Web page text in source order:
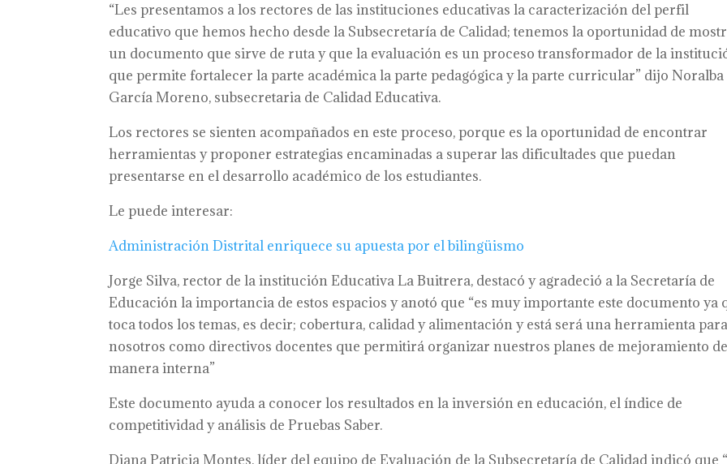
“Les presentamos a los rectores de las instituciones educativas la caracterización del perfil
educativo que hemos hecho desde la Subsecretaría de Calidad; tenemos la oportunidad de
un documento que sirve de ruta y que la evaluación es un proceso transformador de la
que permite fortalecer la parte académica la parte pedagógica y la parte curricular” dijo Noralba
García Moreno, subsecretaria de Calidad Educativa.
Los rectores se sienten acompañados en este proceso, porque es la oportunidad de encontrar
herramientas y proponer estrategias encaminadas a superar las dificultades que puedan
presentarse en el desarrollo académico de los estudiantes.
Le puede interesar:
Administración Distrital enriquece su apuesta por el bilingüismo
Jorge Silva, rector de la institución Educativa La Buitrera, destacó y agradeció a la Secretaría de
Educación la importancia de estos espacios y anotó que “es muy importante este documento ya
toca todos los temas, es decir; cobertura, calidad y alimentación y está será una herramienta para
nosotros como directivos docentes que permitirá organizar nuestros planes de mejoramiento de
manera interna”
Este documento ayuda a conocer los resultados en la inversión en educación, el índice de
competitividad y análisis de Pruebas Saber.
Diana Patricia Montes, líder del equipo de Evaluación de la Subsecretaría de Calidad indicó que